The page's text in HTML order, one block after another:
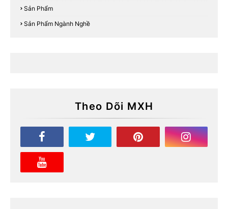
Sản Phẩm
Sản Phẩm Ngành Nghề
Theo Dõi MXH